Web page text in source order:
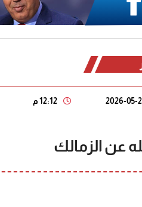
12:12 م
عن الزمالك